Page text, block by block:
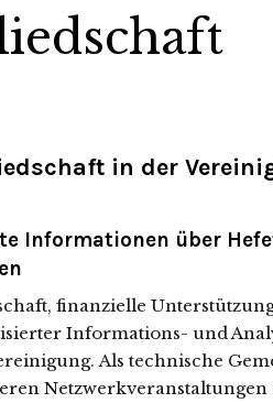
in der
Informationen über
finanzielle
Informations- und
Als technische